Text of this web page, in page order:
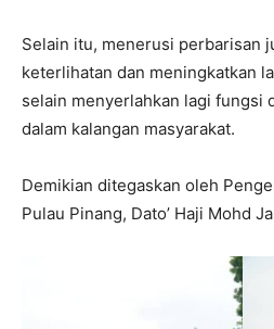
Selain itu, menerusi perbarisan
keterlihatan dan meningkatkan
selain menyerlahkan lagi fungsi
dalam kalangan masyarakat.
Demikian ditegaskan oleh
Pulau Pinang, Dato’ Haji Mohd